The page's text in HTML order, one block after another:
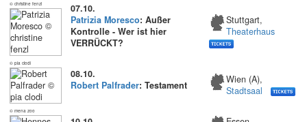
© christine fenzl
07.10.
Patrizia Moresco: Außer
Kontrolle - Wer ist hier
VERRÜCKT?
Stuttgart,
Theaterhaus
© pia clodi
08.10.
Robert Palfrader: Testament
Wien (A),
Stadtsaal
© mena zoo